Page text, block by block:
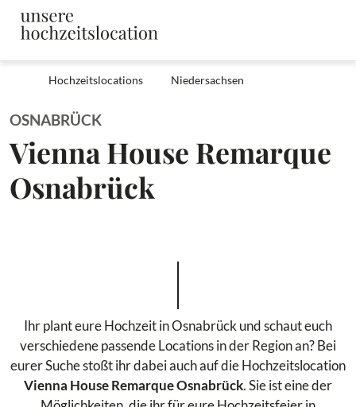
Hochzeitslocations Niedersachsen
OSNABRÜCK
Vienna House Remarque
Osnabrück
Ihr plant eure Hochzeit in Osnabrück und schaut euch
verschiedene passende Locations in der Region an? Bei
eurer Suche stoßt ihr dabei auch auf die Hochzeitslocation
Vienna House Remarque Osnabrück. Sie ist eine der